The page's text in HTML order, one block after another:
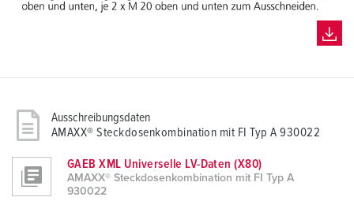
Ausschreibungsdaten
AMAXX® Steckdosenkombination mit FI Typ A 930022
GAEB XML Universelle LV-Daten (X80)
AMAXX® Steckdosenkombination mit FI Typ A
930022